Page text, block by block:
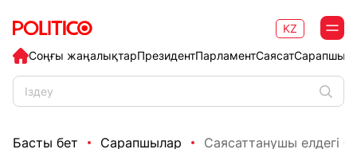
Соңғы жаңалықтарПрезидентПарламентСаясат
KZ
Басты бет Сарапшылар Саясаттанушы елдегі